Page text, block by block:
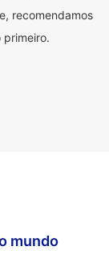
recomendamos
mundo